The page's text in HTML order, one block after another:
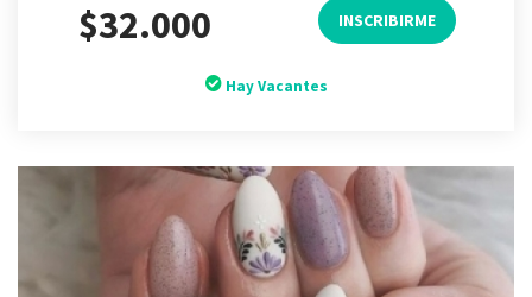
$32.000 INSCRIBIRME
Hay Vacantes